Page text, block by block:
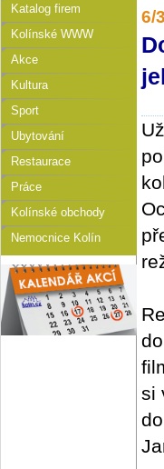
Katalog firem
Kolínské WWW
Akce
Kultura
Sport
Ubytování
Restaurace
Práce
Kolínské obchody
Nemocnice Kolín
6/
si